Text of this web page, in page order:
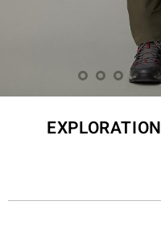
מכנסיים מתקצרים גברים EXPLORATION